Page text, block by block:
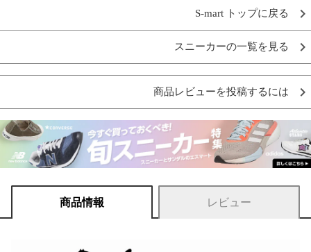
S-mart トップに戻る
スニーカーの一覧を見る
商品レビューを投稿するには
商品情報 レビュー